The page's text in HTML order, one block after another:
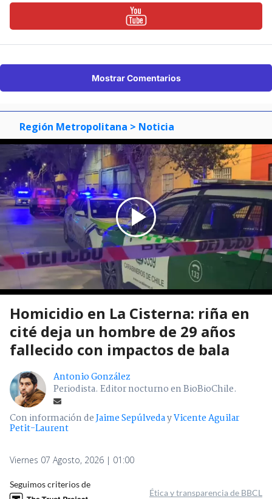
Mostrar Comentarios
Región Metropolitana > Noticia
Homicidio en La Cisterna: riña en
cité deja un hombre de 29 años
fallecido con impactos de bala
Antonio González
Periodista. Editor nocturno en BioBioChile.
Con información deJaime SepúlvedayVicente Aguilar
Petit-Laurent
Viernes 07 Agosto, 2026 | 01:00
Seguimos criterios de
Ética y transparencia de BBCL